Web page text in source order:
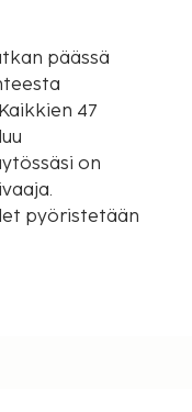
päässä
47
on
pyöristetään